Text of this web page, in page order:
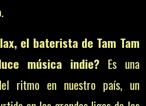
el baterista de Tam Tam
música indie? Es una
ritmo en nuestro país, un